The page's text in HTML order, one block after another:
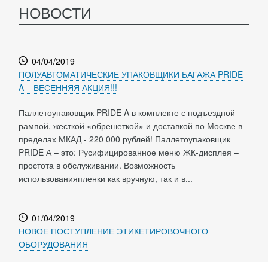
НОВОСТИ
04/04/2019
ПОЛУАВТОМАТИЧЕСКИЕ УПАКОВЩИКИ БАГАЖА PRIDE
A – ВЕСЕННЯЯ АКЦИЯ!!!
Паллетоупаковщик PRIDE A в комплекте с подъездной
рампой, жесткой «обрешеткой» и доставкой по Москве в
пределах МКАД - 220 000 рублей! Паллетоупаковщик
PRIDE А – это: Русифицированное меню ЖК-дисплея –
простота в обслуживании. Возможность
использованияпленки как вручную, так и в...
01/04/2019
НОВОЕ ПОСТУПЛЕНИЕ ЭТИКЕТИРОВОЧНОГО
ОБОРУДОВАНИЯ